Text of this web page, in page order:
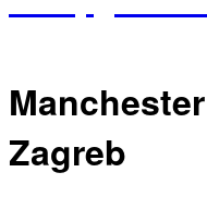
Zagreb